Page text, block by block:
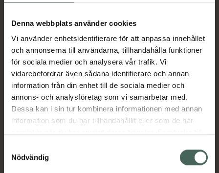
Denna webbplats använder cookies
Vi använder enhetsidentifierare för att anpassa innehållet
och annonserna till användarna, tillhandahålla funktioner
för sociala medier och analysera vår trafik. Vi
vidarebefordrar även sådana identifierare och annan
information från din enhet till de sociala medier och
annons- och analysföretag som vi samarbetar med.
Dessa kan i sin tur kombinera informationen med annan
information som du har tillhandahållit eller som de har
återkalla ditt samtycke via webbplatsens
cookieinställningar. Ett återkallat samtycke påverkar inte
Nödvändig
EAN:06417150024437
HårvårdSchampoVegansk hårvård
Veganska produkter
Omdömen Visa